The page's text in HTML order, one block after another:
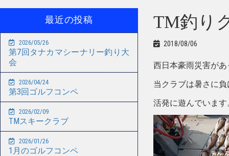
TM釣り
2018/08/06
西日本豪雨災害が
当クラブは暑さに
活発に遊んでいます
最近の投稿
2026/05/26
第7回タナカマシーナリー釣り大
会
2026/04/24
第3回ゴルフコンペ
2026/02/09
TMスキークラブ
2026/01/26
1月のゴルフコンペ